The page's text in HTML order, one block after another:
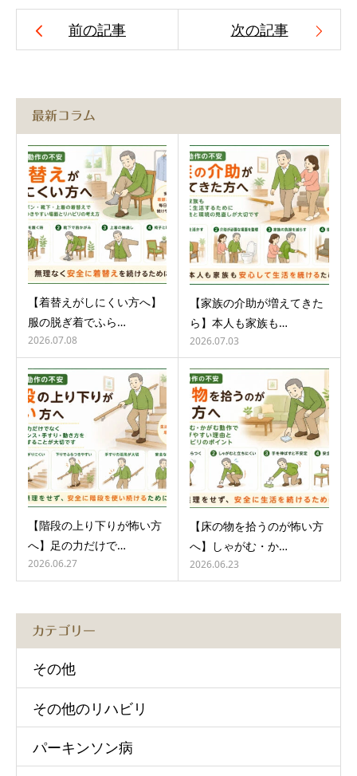
前の記事 次の記事
最新コラム
【着替えがしにくい方へ】
服の脱ぎ着でふら…
2026.07.08
【家族の介助が増えてきた
ら】本人も家族も…
2026.07.03
【階段の上り下りが怖い方
へ】足の力だけで…
2026.06.27
【床の物を拾うのが怖い方
へ】しゃがむ・か…
2026.06.23
カテゴリー
その他
その他のリハビリ
パーキンソン病